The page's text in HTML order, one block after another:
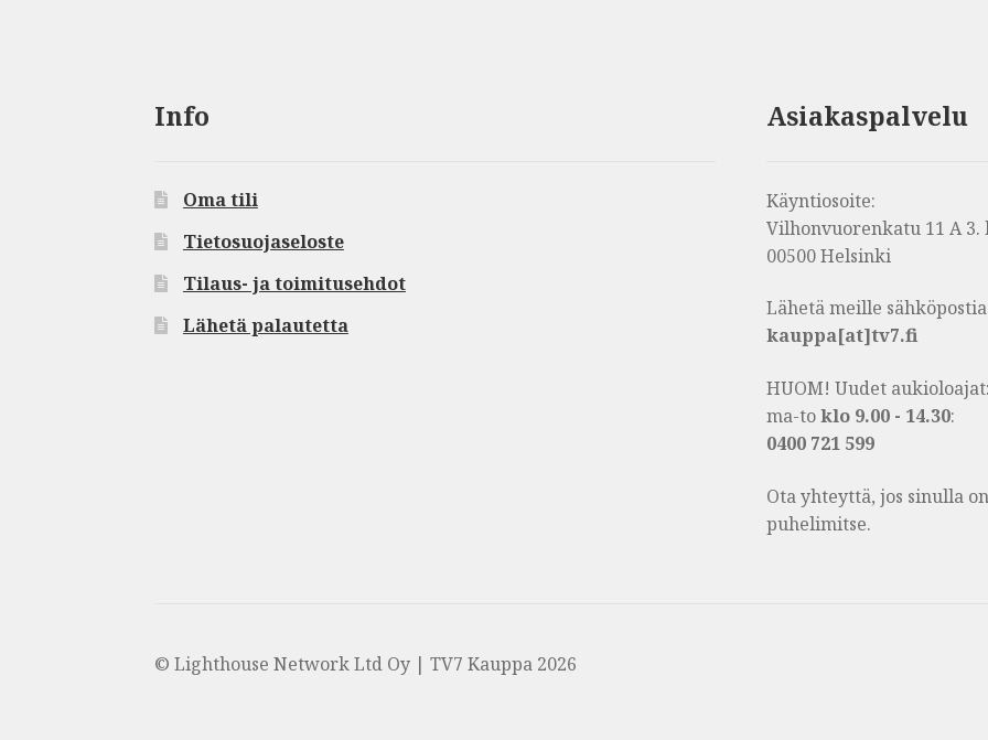
Info
Oma tili
Tietosuojaseloste
Tilaus- ja toimitusehdot
Lähetä palautetta
Asiakaspalvelu
Käyntiosoite:
Vilhonvuorenkatu 11 A 3.
00500 Helsinki
Lähetä meille
kauppa[at]tv7.fi
HUOM! Uudet
ma-toklo 9.00 - 14.30:
0400 721 599
Ota yhteyttä, jos sinulla
puhelimitse.
© Lighthouse Network Ltd Oy | TV7 Kauppa 2026